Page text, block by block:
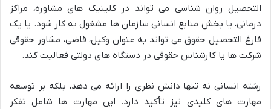
التحصیل روان شناسی می تواند در کلینیک های مشاوره، مراکز
درمانی، یا بخش منابع انسانی سازمان ها مشغول به کار شود. یا یک
فارغ التحصیل حقوق می تواند به عنوان وکیل، قاضی، مشاور حقوقی
شرکت ها یا کارشناس حقوقی در دستگاه های دولتی فعالیت کند.
رشته انسانی نه تنها دانش نظری را ارائه می دهد، بلکه بر توسعه
مهارت های کلیدی نیز تأکید دارد. این مهارت ها شامل تفکر